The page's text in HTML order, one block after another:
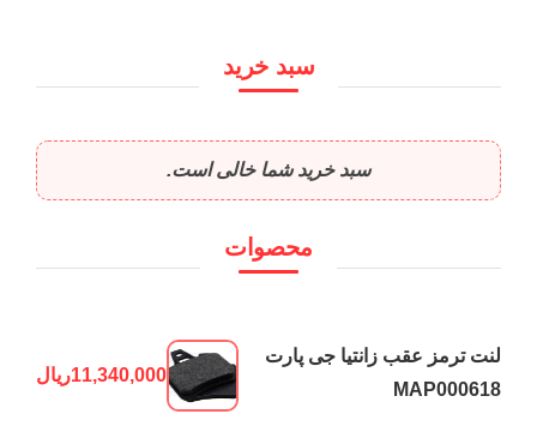
سبد خرید
سبد خرید شما خالی است.
محصوات
لنت ترمز عقب زانتیا جی پارت
MAP000618
11,340,000ریال